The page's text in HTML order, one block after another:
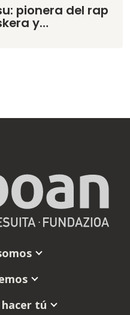
pionera del rap
y…
hacer tú